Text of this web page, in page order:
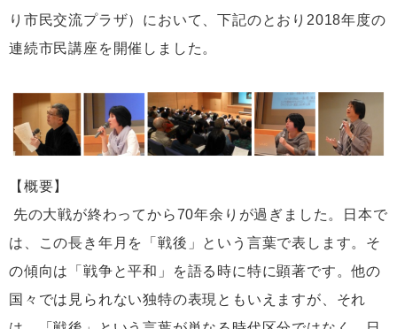
り市民交流プラザ）において、下記のとおり2018年度の
連続市民講座を開催しました。
【概要】
先の大戦が終わってから70年余りが過ぎました。日本で
は、この長き年月を「戦後」という言葉で表します。そ
の傾向は「戦争と平和」を語る時に特に顕著です。他の
国々では見られない独特の表現ともいえますが、それ